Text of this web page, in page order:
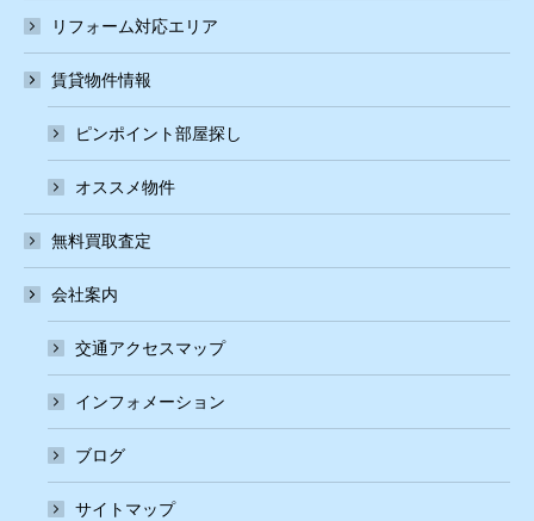
リフォーム対応エリア
賃貸物件情報
ピンポイント部屋探し
オススメ物件
無料買取査定
会社案内
交通アクセスマップ
インフォメーション
ブログ
サイトマップ